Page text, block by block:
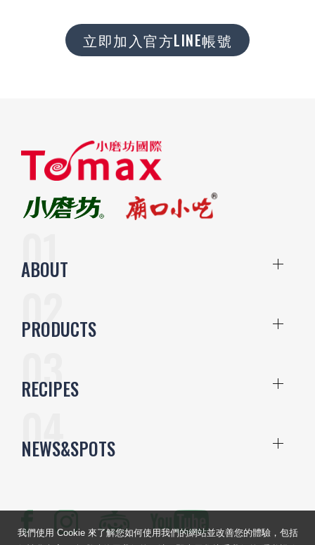
立即加入官方LINE帳號
ABOUT
PRODUCTS
RECIPES
NEWS&SPOTS
我們使用 Cookie 來了解您如何使用我們的網站並改善您的體驗，包括